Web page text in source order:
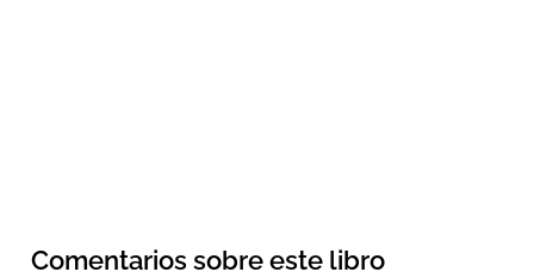
Comentarios sobre este libro